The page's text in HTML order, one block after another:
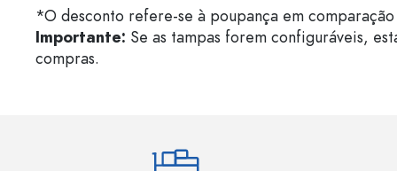
*O desconto refere-se à poupança em
Importante: Se as tampas forem configuráveis,
compras.